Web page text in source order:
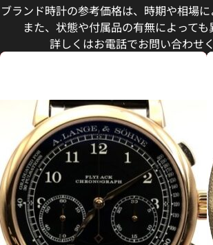
ブランド時計の参考価格は、時期や相場に
また、状態や付属品の有無によって
詳しくはお電話でお問い合わせ